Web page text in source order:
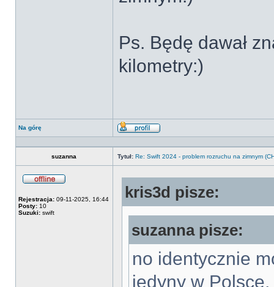
Ps. Będę dawał
kilometry:)
Na górę
Wyświetl
suzanna
Tytuł: Re: Swift 2024 - problem rozruchu na zimnym
Rejestracja: 09-11-2025, 16:44
Posty: 10
Suzuki: swift
kris3d pisze:
suzanna pisze:
no identycznie
jedyny w